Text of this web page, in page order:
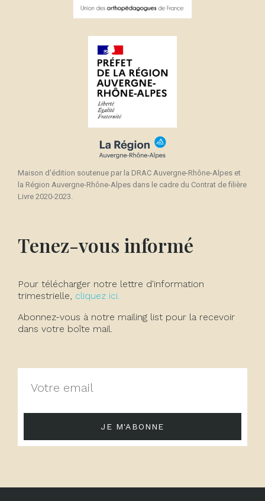
Maison d'édition soutenue par la DRAC Auvergne-Rhône-Alpes et
la Région Auvergne-Rhône-Alpes dans le cadre du Contrat de filière
Livre 2020-2023.
Tenez-vous informé
Pour télécharger notre lettre d'information
trimestrielle, cliquez ici.
Abonnez-vous à notre mailing list pour la recevoir
dans votre boîte mail.
JE M'ABONNE